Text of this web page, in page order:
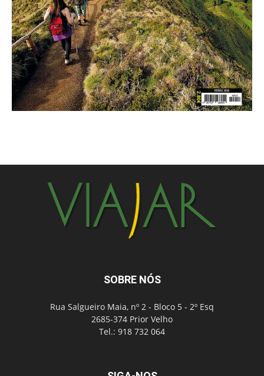
SOBRE NÓS
Rua Salgueiro Maia, nº 2 - Bloco 5 - 2º Esq
2685-374 Prior Velho
Tel.: 918 732 064